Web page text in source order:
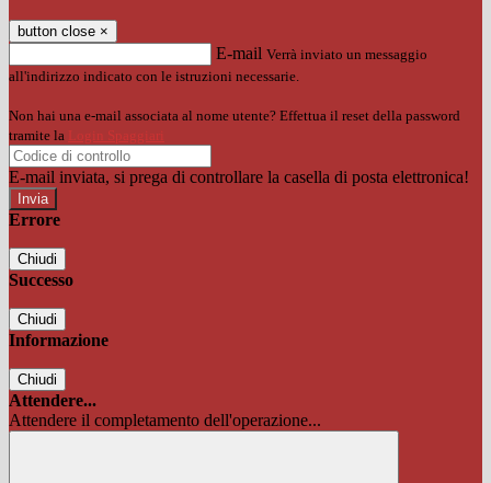
button close ×
E-mail Verrà inviato un messaggio
all'indirizzo indicato con le istruzioni necessarie.
Non hai una e-mail associata al nome utente? Effettua il reset della password
tramite la Login Spaggiari
E-mail inviata, si prega di controllare la casella di posta elettronica!
Errore
Chiudi
Successo
Chiudi
Informazione
Chiudi
Attendere...
Attendere il completamento dell'operazione...